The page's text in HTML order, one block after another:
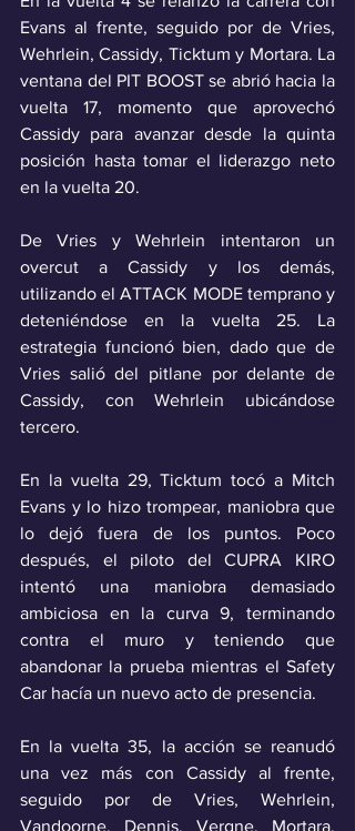
Evans al frente, seguido por de Vries,
Wehrlein, Cassidy, Ticktum y Mortara. La
ventana del PIT BOOST se abrió hacia la
vuelta 17, momento que aprovechó
Cassidy para avanzar desde la quinta
posición hasta tomar el liderazgo neto
en la vuelta 20.
De Vries y Wehrlein intentaron un
overcut a Cassidy y los demás,
utilizando el ATTACK MODE temprano y
deteniéndose en la vuelta 25. La
estrategia funcionó bien, dado que de
Vries salió del pitlane por delante de
Cassidy, con Wehrlein ubicándose
tercero.
En la vuelta 29, Ticktum tocó a Mitch
Evans y lo hizo trompear, maniobra que
lo dejó fuera de los puntos. Poco
después, el piloto del CUPRA KIRO
intentó una maniobra demasiado
ambiciosa en la curva 9, terminando
contra el muro y teniendo que
abandonar la prueba mientras el Safety
Car hacía un nuevo acto de presencia.
En la vuelta 35, la acción se reanudó
una vez más con Cassidy al frente,
seguido por de Vries, Wehrlein,
Vandoorne, Dennis, Vergne, Mortara,